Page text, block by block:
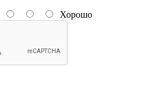
Хорошо